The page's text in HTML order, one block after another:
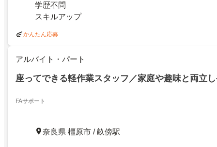
学歴不問
スキルアップ
かんたん応募
アルバイト・パート
座ってできる軽作業スタッフ／家庭や趣味と両立
FAサポート
奈良県 橿原市 / 畝傍駅